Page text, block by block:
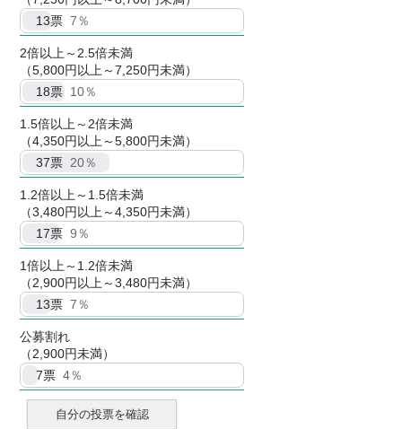
13票 7％
2倍以上～2.5倍未満
（5,800円以上～7,250円未満）
18票 10％
1.5倍以上～2倍未満
（4,350円以上～5,800円未満）
37票 20％
1.2倍以上～1.5倍未満
（3,480円以上～4,350円未満）
17票 9％
1倍以上～1.2倍未満
（2,900円以上～3,480円未満）
13票 7％
公募割れ
（2,900円未満）
7票 4％
自分の投票を確認